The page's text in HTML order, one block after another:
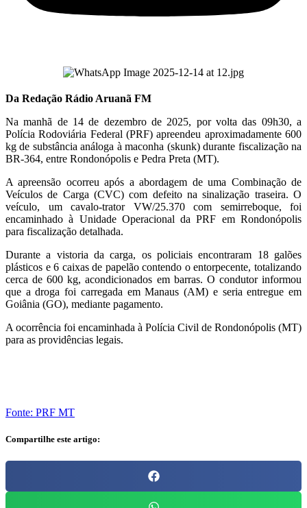
Da Redação Rádio Aruanã FM
Na manhã de 14 de dezembro de 2025, por volta das 09h30, a
Polícia Rodoviária Federal (PRF) apreendeu aproximadamente 600
kg de substância análoga à maconha (skunk) durante fiscalização na
BR-364, entre Rondonópolis e Pedra Preta (MT).
A apreensão ocorreu após a abordagem de uma Combinação de
Veículos de Carga (CVC) com defeito na sinalização traseira. O
veículo, um cavalo-trator VW/25.370 com semirreboque, foi
encaminhado à Unidade Operacional da PRF em Rondonópolis
para fiscalização detalhada.
Durante a vistoria da carga, os policiais encontraram 18 galões
plásticos e 6 caixas de papelão contendo o entorpecente, totalizando
cerca de 600 kg, acondicionados em barras. O condutor informou
que a droga foi carregada em Manaus (AM) e seria entregue em
Goiânia (GO), mediante pagamento.
A ocorrência foi encaminhada à Polícia Civil de Rondonópolis (MT)
para as providências legais.
Fonte: PRF MT
Compartilhe este artigo: